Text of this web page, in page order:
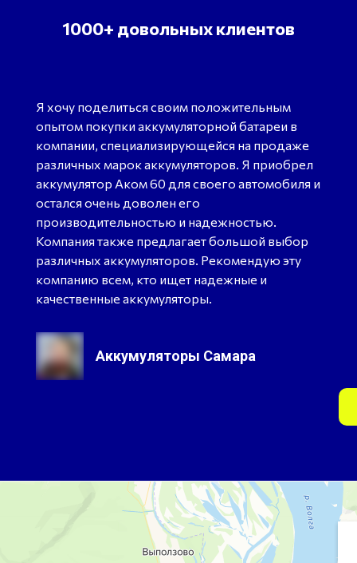
1000+ довольных клиентов
Я хочу поделиться своим положительным
опытом покупки аккумуляторной батареи в
компании, специализирующейся на продаже
различных марок аккумуляторов. Я приобрел
аккумулятор Аком 60 для своего автомобиля и
остался очень доволен его
производительностью и надежностью.
Компания также предлагает большой выбор
различных аккумуляторов. Рекомендую эту
компанию всем, кто ищет надежные и
качественные аккумуляторы.
Аккумуляторы Самара